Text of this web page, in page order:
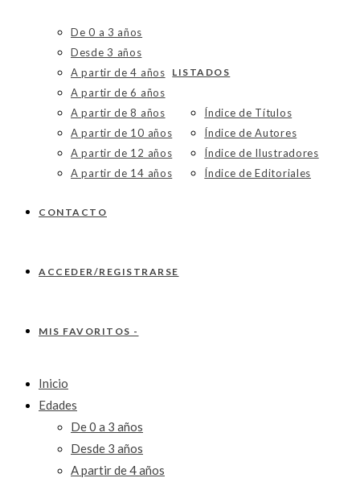
De 0 a 3 años
Desde 3 años
A partir de 4 años
A partir de 6 años
A partir de 8 años
A partir de 10 años
A partir de 12 años
A partir de 14 años
LISTADOS
Índice de Títulos
Índice de Autores
Índice de Ilustradores
Índice de Editoriales
CONTACTO
ACCEDER/REGISTRARSE
MIS FAVORITOS -
Inicio
Edades
De 0 a 3 años
Desde 3 años
A partir de 4 años